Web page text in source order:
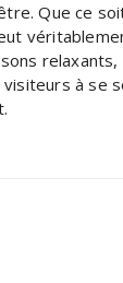
Que ce
à se